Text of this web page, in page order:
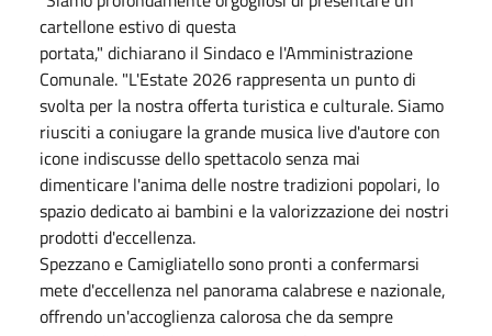
cartellone estivo di questa
portata," dichiarano il Sindaco e l'Amministrazione
Comunale. "L'Estate 2026 rappresenta un punto di
svolta per la nostra offerta turistica e culturale. Siamo
riusciti a coniugare la grande musica live d'autore con
icone indiscusse dello spettacolo senza mai
dimenticare l'anima delle nostre tradizioni popolari, lo
spazio dedicato ai bambini e la valorizzazione dei nostri
prodotti d'eccellenza.
Spezzano e Camigliatello sono pronti a confermarsi
mete d'eccellenza nel panorama calabrese e nazionale,
offrendo un'accoglienza calorosa che da sempre